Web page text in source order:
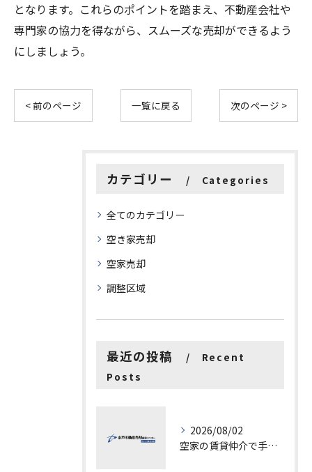
となります。これらのポイントを踏まえ、不動産会社や
専門家の協力を得ながら、スムーズな売却ができるよう
にしましょう。
< 前のページ 一覧に戻る 次のページ >
カテゴリー Categories
全てのカテゴリー
空き家売却
空家売却
調整区域
最近の投稿
Recent
Posts
2026/08/02
空家の賃貸仲介で手数料と上限を徹底解説し200万円物件の注意点も紹介